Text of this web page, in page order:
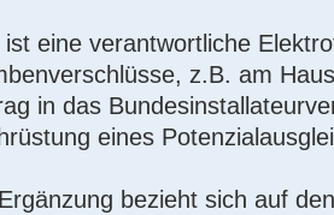
ist eine verantwortliche
z.B. am
in das
eines
bezieht sich auf